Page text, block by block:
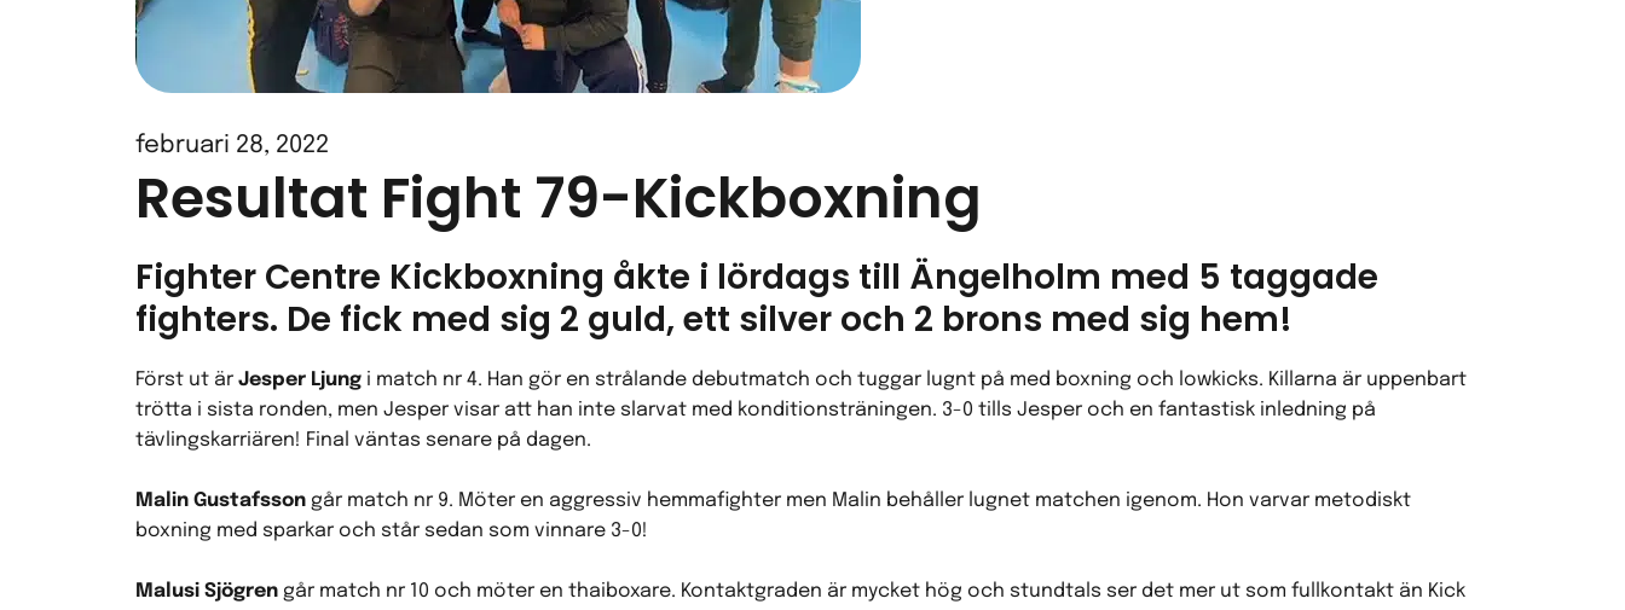
februari 28, 2022
Resultat Fight 79-Kickboxning
Fighter Centre Kickboxning åkte i lördags till Ängelholm med 5 taggade
fighters. De fick med sig 2 guld, ett silver och 2 brons med sig hem!
Först ut är Jesper Ljung i match nr 4. Han gör en strålande debutmatch och tuggar lugnt på med boxning och lowkicks. Killarna är uppenbart
trötta i sista ronden, men Jesper visar att han inte slarvat med konditionsträningen. 3-0 tills Jesper och en fantastisk inledning på
tävlingskarriären! Final väntas senare på dagen.
Malin Gustafsson går match nr 9. Möter en aggressiv hemmafighter men Malin behåller lugnet matchen igenom. Hon varvar metodiskt
boxning med sparkar och står sedan som vinnare 3-0!
Malusi Sjögren går match nr 10 och möter en thaiboxare. Kontaktgraden är mycket hög och stundtals ser det mer ut som fullkontakt än Kick